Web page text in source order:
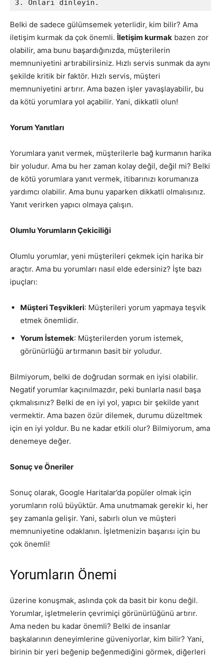
Belki de sadece gülümsemek yeterlidir, kim bilir? Ama
iletişim kurmak da çok önemli. İletişim kurmak bazen zor
olabilir, ama bunu başardığınızda, müşterilerin
memnuniyetini artırabilirsiniz. Hızlı servis sunmak da aynı
şekilde kritik bir faktör. Hızlı servis, müşteri
memnuniyetini artırır. Ama bazen işler yavaşlayabilir, bu
da kötü yorumlara yol açabilir. Yani, dikkatli olun!
Yorum Yanıtları
Yorumlara yanıt vermek, müşterilerle bağ kurmanın harika
bir yoludur. Ama bu her zaman kolay değil, değil mi? Belki
de kötü yorumlara yanıt vermek, itibarınızı korumanıza
yardımcı olabilir. Ama bunu yaparken dikkatli olmalısınız.
Yanıt verirken yapıcı olmaya çalışın.
Olumlu Yorumların Çekiciliği
Olumlu yorumlar, yeni müşterileri çekmek için harika bir
araçtır. Ama bu yorumları nasıl elde edersiniz? İşte bazı
ipuçları:
Müşteri Teşvikleri: Müşterileri yorum yapmaya teşvik
etmek önemlidir.
Yorum İstemek: Müşterilerden yorum istemek,
görünürlüğü artırmanın basit bir yoludur.
Bilmiyorum, belki de doğrudan sormak en iyisi olabilir.
Negatif yorumlar kaçınılmazdır, peki bunlarla nasıl başa
çıkmalısınız? Belki de en iyi yol, yapıcı bir şekilde yanıt
vermektir. Ama bazen özür dilemek, durumu düzeltmek
için en iyi yoldur. Bu ne kadar etkili olur? Bilmiyorum, ama
denemeye değer.
Sonuç ve Öneriler
Sonuç olarak, Google Haritalar’da popüler olmak için
yorumların rolü büyüktür. Ama unutmamak gerekir ki, her
şey zamanla gelişir. Yani, sabırlı olun ve müşteri
memnuniyetine odaklanın. İşletmenizin başarısı için bu
çok önemli!
Yorumların Önemi
üzerine konuşmak, aslında çok da basit bir konu değil.
Yorumlar, işletmelerin çevrimiçi görünürlüğünü artırır.
Ama neden bu kadar önemli? Belki de insanlar
başkalarının deneyimlerine güveniyorlar, kim bilir? Yani,
birinin bir yeri beğenip beğenmediğini görmek, diğerleri